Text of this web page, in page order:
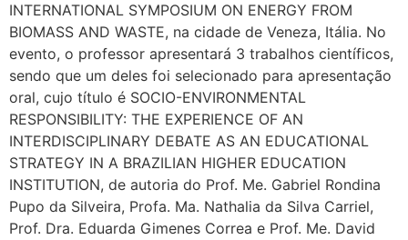
INTERNATIONAL SYMPOSIUM ON ENERGY FROM
BIOMASS AND WASTE, na cidade de Veneza, Itália. No
evento, o professor apresentará 3 trabalhos científicos,
sendo que um deles foi selecionado para apresentação
oral, cujo título é SOCIO-ENVIRONMENTAL
RESPONSIBILITY: THE EXPERIENCE OF AN
INTERDISCIPLINARY DEBATE AS AN EDUCATIONAL
STRATEGY IN A BRAZILIAN HIGHER EDUCATION
INSTITUTION, de autoria do Prof. Me. Gabriel Rondina
Pupo da Silveira, Profa. Ma. Nathalia da Silva Carriel,
Prof. Dra. Eduarda Gimenes Correa e Prof. Me. David